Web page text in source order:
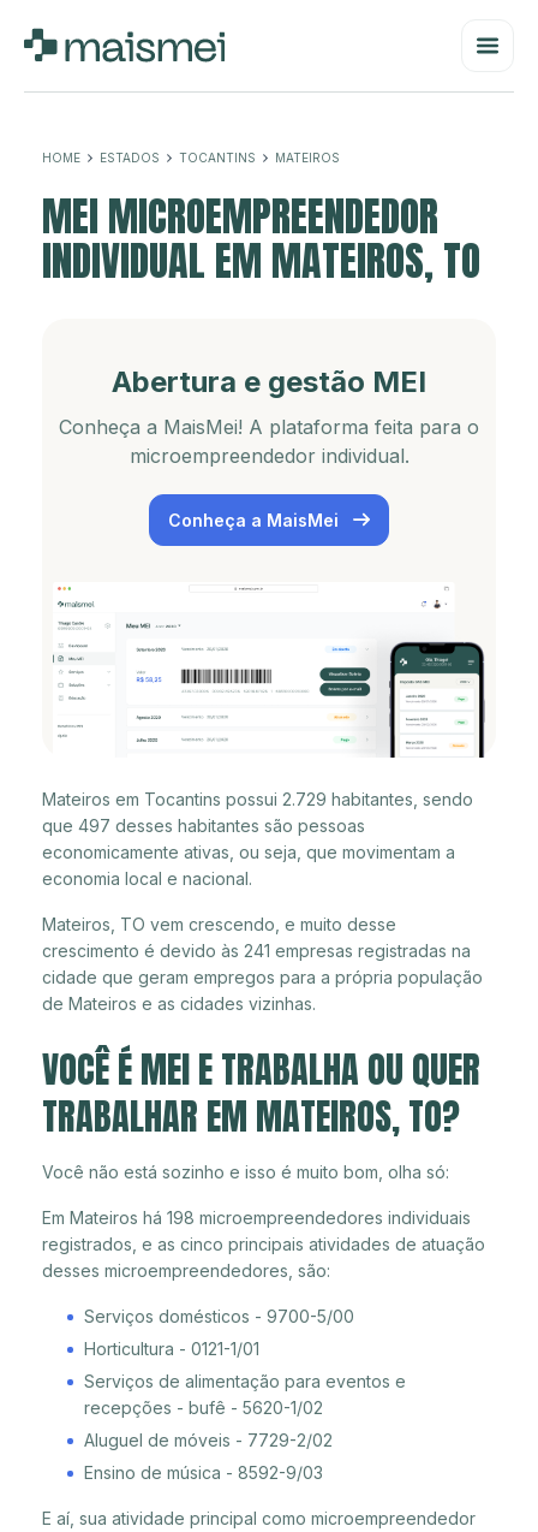
HOME ESTADOS TOCANTINS MATEIROS
MEI MICROEMPREENDEDOR
INDIVIDUAL EM MATEIROS, TO
Abertura e gestão MEI
Conheça a MaisMei! A plataforma feita para o
microempreendedor individual.
Conheça a MaisMei
Mateiros em Tocantins possui 2.729 habitantes, sendo
que 497 desses habitantes são pessoas
economicamente ativas, ou seja, que movimentam a
economia local e nacional.
Mateiros, TO vem crescendo, e muito desse
crescimento é devido às 241 empresas registradas na
cidade que geram empregos para a própria população
de Mateiros e as cidades vizinhas.
VOCÊ É MEI E TRABALHA OU QUER
TRABALHAR EM MATEIROS, TO?
Você não está sozinho e isso é muito bom, olha só:
Em Mateiros há 198 microempreendedores individuais
registrados, e as cinco principais atividades de atuação
desses microempreendedores, são:
Serviços domésticos - 9700-5/00
Horticultura - 0121-1/01
Serviços de alimentação para eventos e
recepções - bufê - 5620-1/02
Aluguel de móveis - 7729-2/02
Ensino de música - 8592-9/03
E aí, sua atividade principal como microempreendedor